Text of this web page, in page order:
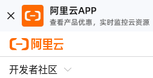
开发者社区